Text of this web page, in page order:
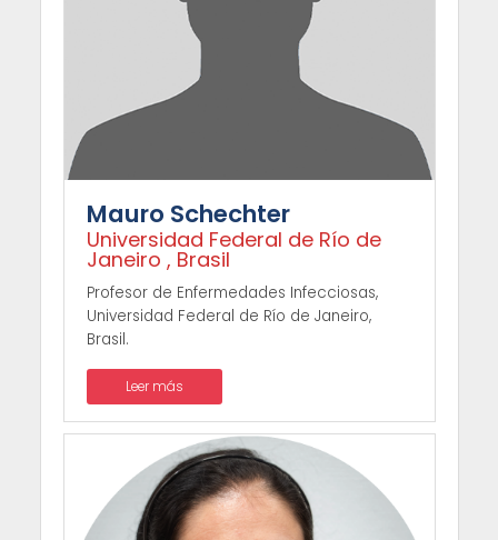
Mauro Schechter
Universidad Federal de Río de
Janeiro , Brasil
Profesor de Enfermedades Infecciosas,
Universidad Federal de Río de Janeiro,
Brasil.
Leer más